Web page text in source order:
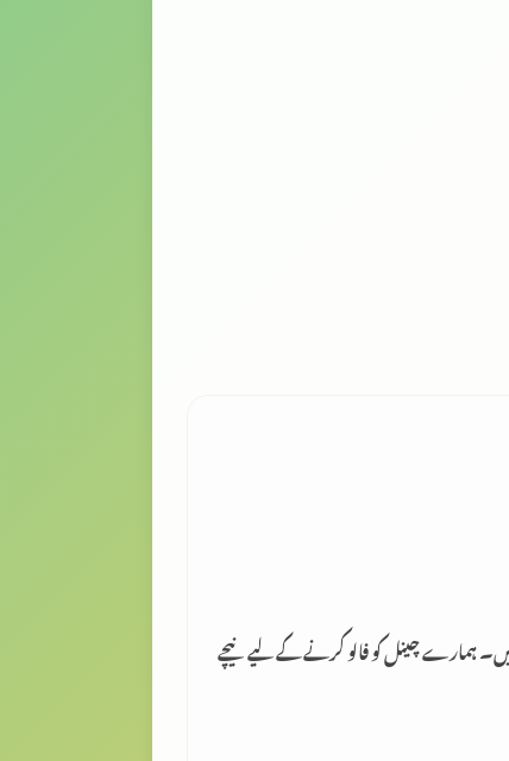
ہمارے چینل کو فالو کرنے کے لیے نیچے